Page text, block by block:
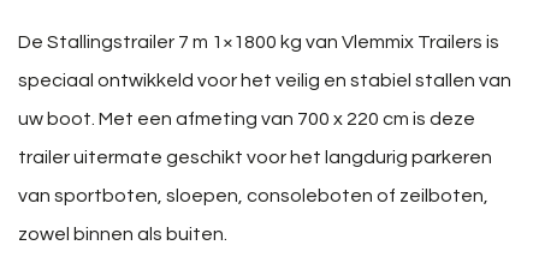
De Stallingstrailer 7 m 1×1800 kg van Vlemmix Trailers is
speciaal ontwikkeld voor het veilig en stabiel stallen van
uw boot. Met een afmeting van 700 x 220 cm is deze
trailer uitermate geschikt voor het langdurig parkeren
van sportboten, sloepen, consoleboten of zeilboten,
zowel binnen als buiten.